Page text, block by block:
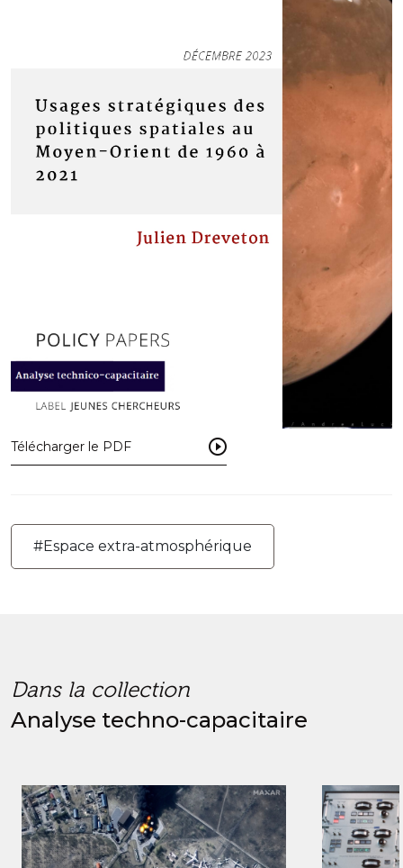
Télécharger le PDF
#Espace extra-atmosphérique
Dans la collection
Analyse techno-capacitaire